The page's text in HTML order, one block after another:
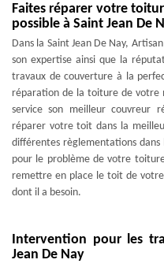
Faites réparer votre
possible à Saint Jean De
Dans la Saint Jean De Nay,
son expertise ainsi que la
travaux de couverture à la
réparation de la toiture de votre
service son meilleur couvreur
réparer votre toit dans la
différentes règlementations dans
pour le problème de votre
remettre en place le toit de
dont il a besoin.
Intervention pour les
Jean De Nay